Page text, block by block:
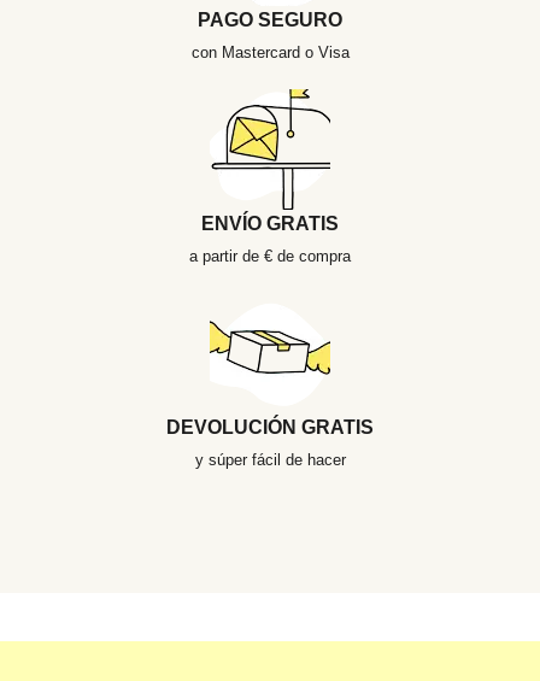
PAGO SEGURO
con Mastercard o Visa
ENVÍO GRATIS
a partir de € de compra
DEVOLUCIÓN GRATIS
y súper fácil de hacer